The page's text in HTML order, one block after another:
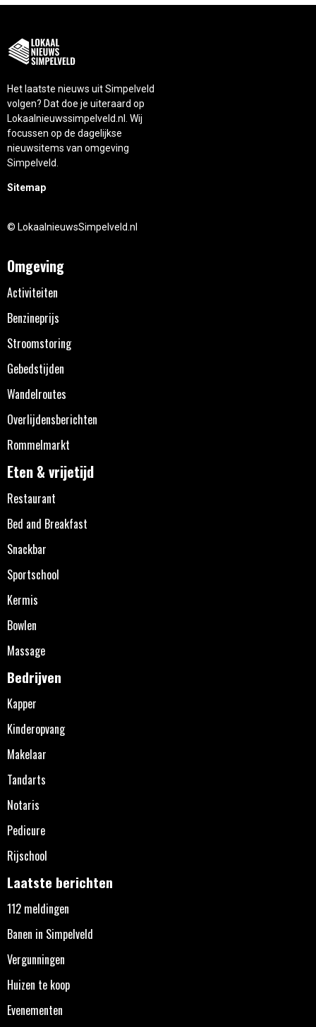
Het laatste nieuws uit Simpelveld
volgen? Dat doe je uiteraard op
Lokaalnieuwssimpelveld.nl. Wij
focussen op de dagelijkse
nieuwsitems van omgeving
Simpelveld.
Sitemap
© LokaalnieuwsSimpelveld.nl
Omgeving
Activiteiten
Benzineprijs
Stroomstoring
Gebedstijden
Wandelroutes
Overlijdensberichten
Rommelmarkt
Eten & vrijetijd
Restaurant
Bed and Breakfast
Snackbar
Sportschool
Kermis
Bowlen
Massage
Bedrijven
Kapper
Kinderopvang
Makelaar
Tandarts
Notaris
Pedicure
Rijschool
Laatste berichten
112 meldingen
Banen in Simpelveld
Vergunningen
Huizen te koop
Evenementen